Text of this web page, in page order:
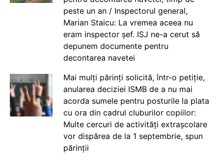
peste un an / Inspectorul general,
Marian Staicu: La vremea aceea nu
eram inspector șef. ISJ ne-a cerut să
depunem documente pentru
decontarea navetei
Mai mulți părinți solicită, într-o petiție,
anularea deciziei ISMB de a nu mai
acorda sumele pentru posturile la plata
cu ora din cadrul cluburilor copiilor:
Multe cercuri de activități extrașcolare
vor dispărea de la 1 septembrie, spun
părinții